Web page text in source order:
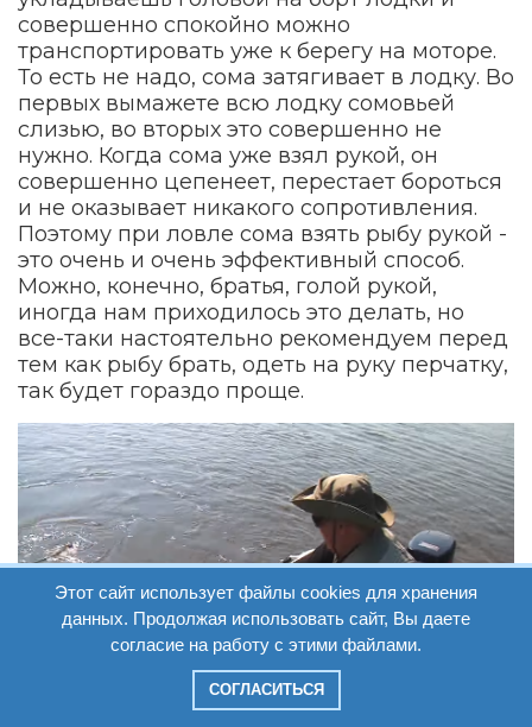
совершенно спокойно можно
транспортировать уже к берегу на моторе.
То есть не надо, сома затягивает в лодку. Во
первых вымажете всю лодку сомовьей
слизью, во вторых это совершенно не
нужно. Когда сома уже взял рукой, он
совершенно цепенеет, перестает бороться
и не оказывает никакого сопротивления.
Поэтому при ловле сома взять рыбу рукой -
это очень и очень эффективный способ.
Можно, конечно, братья, голой рукой,
иногда нам приходилось это делать, но
все-таки настоятельно рекомендуем перед
тем как рыбу брать, одеть на руку перчатку,
так будет гораздо проще.
На какой глубине должна располагаться
Этот сайт использует файлы cookies для хранения
данных. Продолжая использовать сайт, Вы даете
согласие на работу с этими файлами.
СОГЛАСИТЬСЯ